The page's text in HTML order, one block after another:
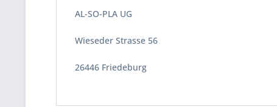
AL-SO-PLA UG
Wieseder Strasse 56
26446 Friedeburg